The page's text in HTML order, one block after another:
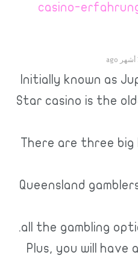
casino-
Initially known
Star casino is
There are
Queensland
all the
Plus, you